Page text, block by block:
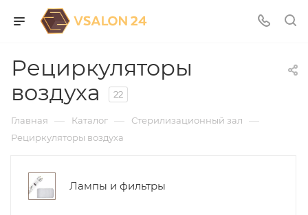
Рециркуляторы
воздуха
22
Главная — Каталог — Стерилизационный зал —
Рециркуляторы воздуха
Лампы и фильтры